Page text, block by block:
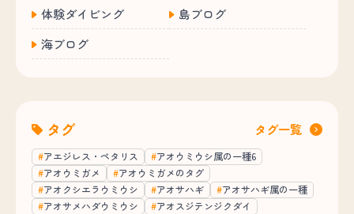
体験ダイビング
島ブログ
海ブログ
タグ タグ一覧
アエジレス・ペタリス
アオウミウシ属の一種6
アオウミガメ
アオウミガメのタグ
アオクシエラウミウシ
アオサハギ
アオサハギ属の一種
アオサメハダウミウシ
アオスジテンジクダイ